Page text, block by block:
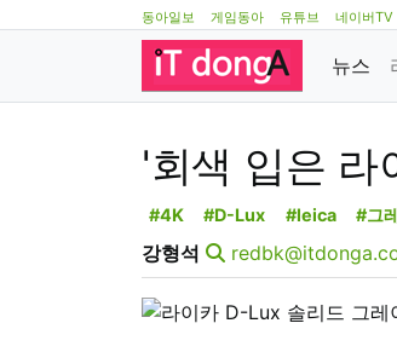
동아일보 게임동아 유튜브 네이버TV
뉴스
'회색 입은 라
#4K #D-Lux #leica #그
강형석